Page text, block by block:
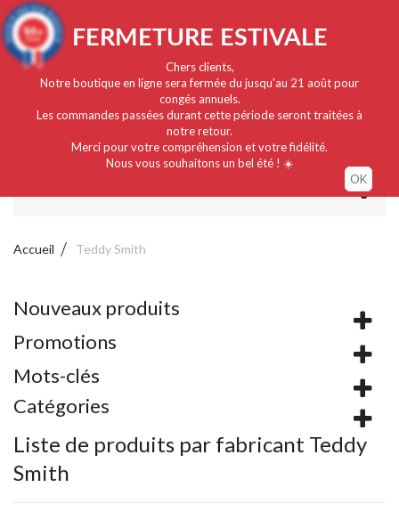
Français
FERMETURE ESTIVALE
Chers clients,
Notre boutique en ligne sera fermée du jusqu'au 21 août pour
congés annuels.
Les commandes passées durant cette période seront traitées à
notre retour.
Merci pour votre compréhension et votre fidélité.
Nous vous souhaitons un bel été ! ☀️
OK
Accueil Teddy Smith
Nouveaux produits
Promotions
Mots-clés
Catégories
Liste de produits par fabricant Teddy
Smith
9.4/10